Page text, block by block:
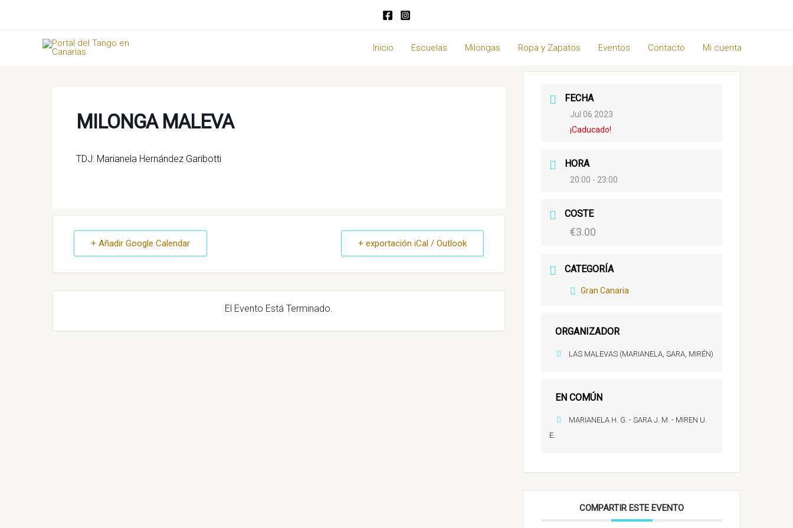
Inicio
Escuelas Milongas Ropa y Zapatos Eventos Contacto Mi cuenta
MILONGA MALEVA
TDJ: Marianela Hernández Garibotti
+ Añadir Google Calendar + exportación iCal / Outlook
El Evento Está Terminado.
FECHA
Jul 06 2023
¡Caducado!
HORA
20:00 - 23:00
COSTE
€3.00
CATEGORÍA
Gran Canaria
ORGANIZADOR
LAS MALEVAS (MARIANELA, SARA, MIRÉN)
EN COMÚN
MARIANELA H. G. - SARA J. M. - MIREN U.
E.
COMPARTIR ESTE EVENTO